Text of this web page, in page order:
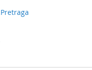
Pretraga